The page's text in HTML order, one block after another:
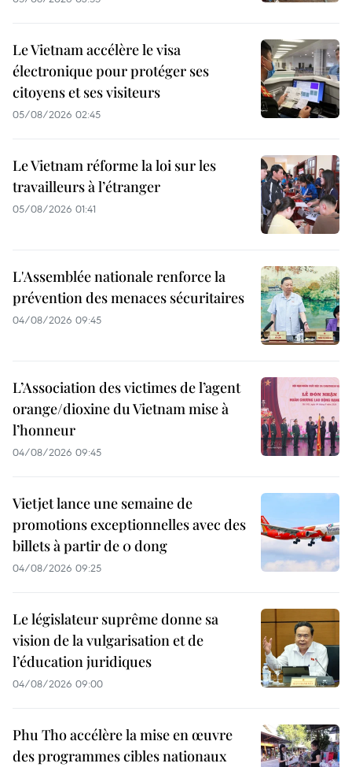
Le Vietnam accélère le visa
électronique pour protéger ses
citoyens et ses visiteurs
05/08/2026 02:45
Le Vietnam réforme la loi sur les
travailleurs à l’étranger
05/08/2026 01:41
L'Assemblée nationale renforce la
prévention des menaces sécuritaires
04/08/2026 09:45
L’Association des victimes de l’agent
orange/dioxine du Vietnam mise à
l’honneur
04/08/2026 09:45
Vietjet lance une semaine de
promotions exceptionnelles avec des
billets à partir de 0 dong
04/08/2026 09:25
Le législateur suprême donne sa
vision de la vulgarisation et de
l’éducation juridiques
04/08/2026 09:00
Phu Tho accélère la mise en œuvre
des programmes cibles nationaux